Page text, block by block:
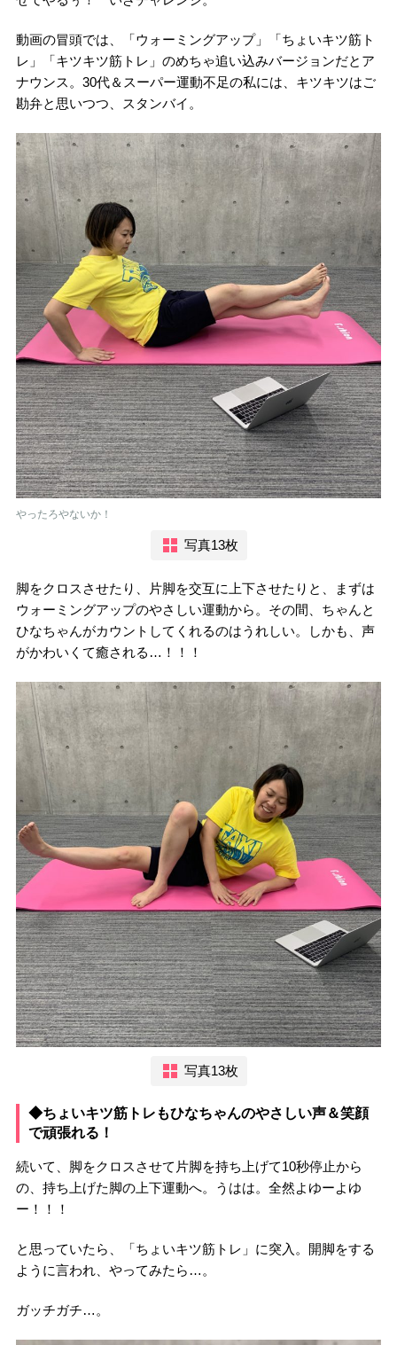
動画の冒頭では、「ウォーミングアップ」「ちょいキツ筋ト
レ」「キツキツ筋トレ」のめちゃ追い込みバージョンだとア
ナウンス。30代＆スーパー運動不足の私には、キツキツはご
勘弁と思いつつ、スタンバイ。
やったろやないか！
写真13枚
脚をクロスさせたり、片脚を交互に上下させたりと、まずは
ウォーミングアップのやさしい運動から。その間、ちゃんと
ひなちゃんがカウントしてくれるのはうれしい。しかも、声
がかわいくて癒される…！！！
写真13枚
◆ちょいキツ筋トレもひなちゃんのやさしい声＆笑顔
で頑張れる！
続いて、脚をクロスさせて片脚を持ち上げて10秒停止から
の、持ち上げた脚の上下運動へ。うはは。全然よゆーよゆ
ー！！！
と思っていたら、「ちょいキツ筋トレ」に突入。開脚をする
ように言われ、やってみたら…。
ガッチガチ…。